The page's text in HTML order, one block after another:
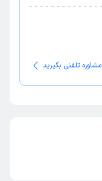
مشاوره تلفنی بگیرید